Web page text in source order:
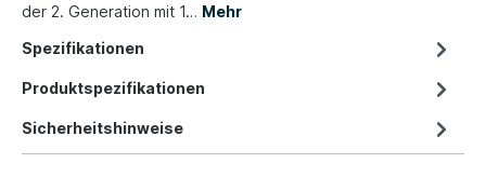
der 2. Generation mit 1… Mehr
Spezifikationen
Produktspezifikationen
Sicherheitshinweise